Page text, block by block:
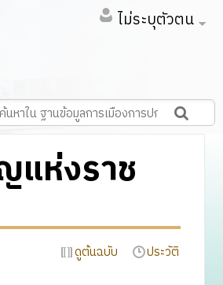
ไม่ระบุตัวตน
แห่งราช
ดูต้นฉบับ ประวัติ